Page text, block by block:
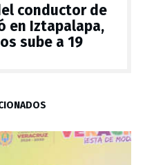
conductor de
en Iztapalapa,
sube a 19